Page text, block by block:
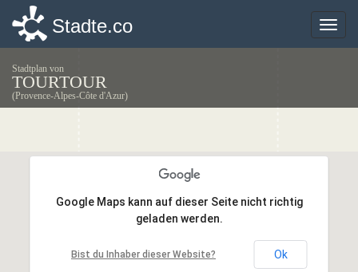
Toggle
Stadte.co
Stadtplan von
TOURTOUR
(Provence-Alpes-Côte d'Azur)
Google Maps kann auf dieser Seite nicht richtig
geladen werden.
Bist du Inhaber dieser Website? Ok
Google Maps kann auf dieser Seite nicht richtig
geladen werden.
Bist du Inhaber dieser Website? Ok
Toggle
Stadte.co